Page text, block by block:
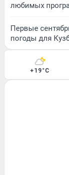
любимых
Первые
погоды для
+19°C